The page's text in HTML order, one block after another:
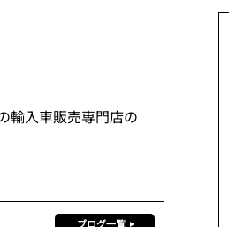
輸入車販売専門店の
ブログ一覧